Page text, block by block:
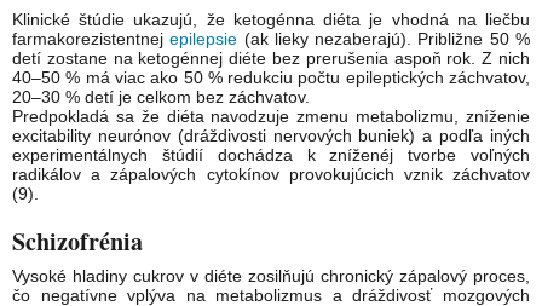
Klinické štúdie ukazujú, že ketogénna diéta je vhodná na liečbu
farmakorezistentnejepilepsie (ak lieky nezaberajú). Približne 50 %
detí zostane na ketogénnej diéte bez prerušenia aspoň rok. Z nich
40–50 % má viac ako 50 % redukciu počtu epileptických záchvatov,
20–30 % detí je celkom bez záchvatov.
Predpokladá sa že diéta navodzuje zmenu metabolizmu, zníženie
excitability neurónov (dráždivosti nervových buniek) a podľa iných
experimentálnych štúdií dochádza k zníženéj tvorbe voľných
radikálov a zápalových cytokínov provokujúcich vznik záchvatov
(9).
Schizofrénia
Vysoké hladiny cukrov v diéte zosilňujú chronický zápalový proces,
čo negatívne vplýva na metabolizmus a dráždivosť mozgových